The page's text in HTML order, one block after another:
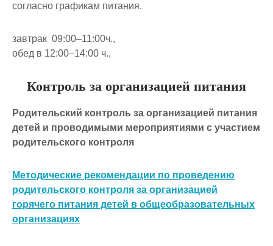
согласно графикам питания.
завтрак 09:00–11:00ч.,
обед в 12:00–14:00 ч.,
Контроль за организацией питания
Родительский контроль за организацией питания
детей и проводимыми мероприятиями с участием
родительского контроля
Методические рекомендации по проведению
родительского контроля за организацией
горячего питания детей в общеобразовательных
организациях